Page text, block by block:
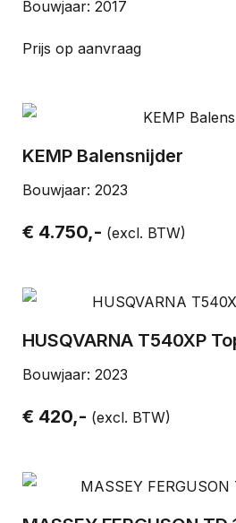
Bouwjaar: 2017
Prijs op aanvraag
KEMP Balensnijder
Bouwjaar: 2023
€ 4.750,- (excl. BTW)
HUSQVARNA T540XP
Bouwjaar: 2023
€ 420,- (excl. BTW)